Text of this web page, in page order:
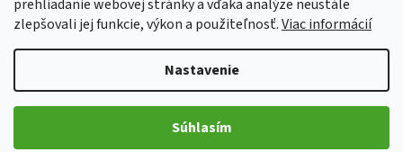
prehliadanie webovej stránky a vďaka analýze neustále
zlepšovali jej funkcie, výkon a použiteľnosť.Viac informácií
Nastavenie
Súhlasím